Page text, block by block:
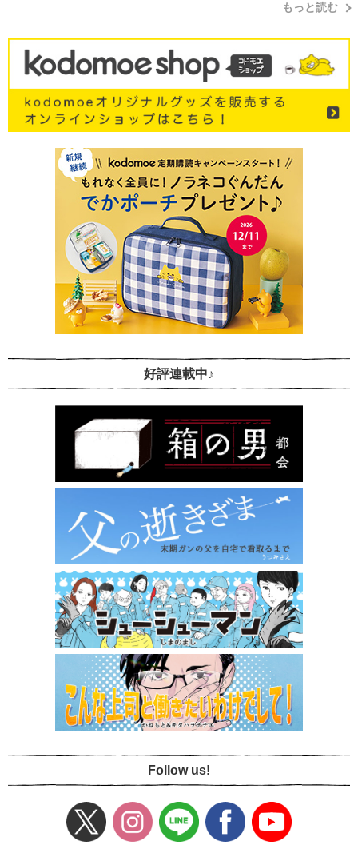
もっと読む
好評連載中♪
Follow us!